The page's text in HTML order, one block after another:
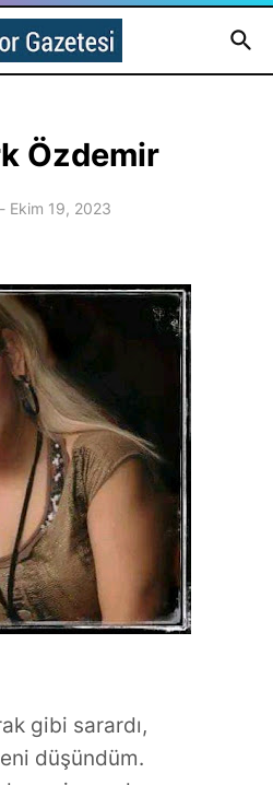
Özdemir
- Ekim 19, 2023
gibi sarardı,
düşündüm.